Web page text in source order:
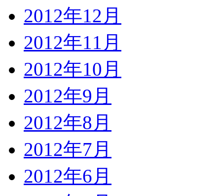
2012年12月
2012年11月
2012年10月
2012年9月
2012年8月
2012年7月
2012年6月